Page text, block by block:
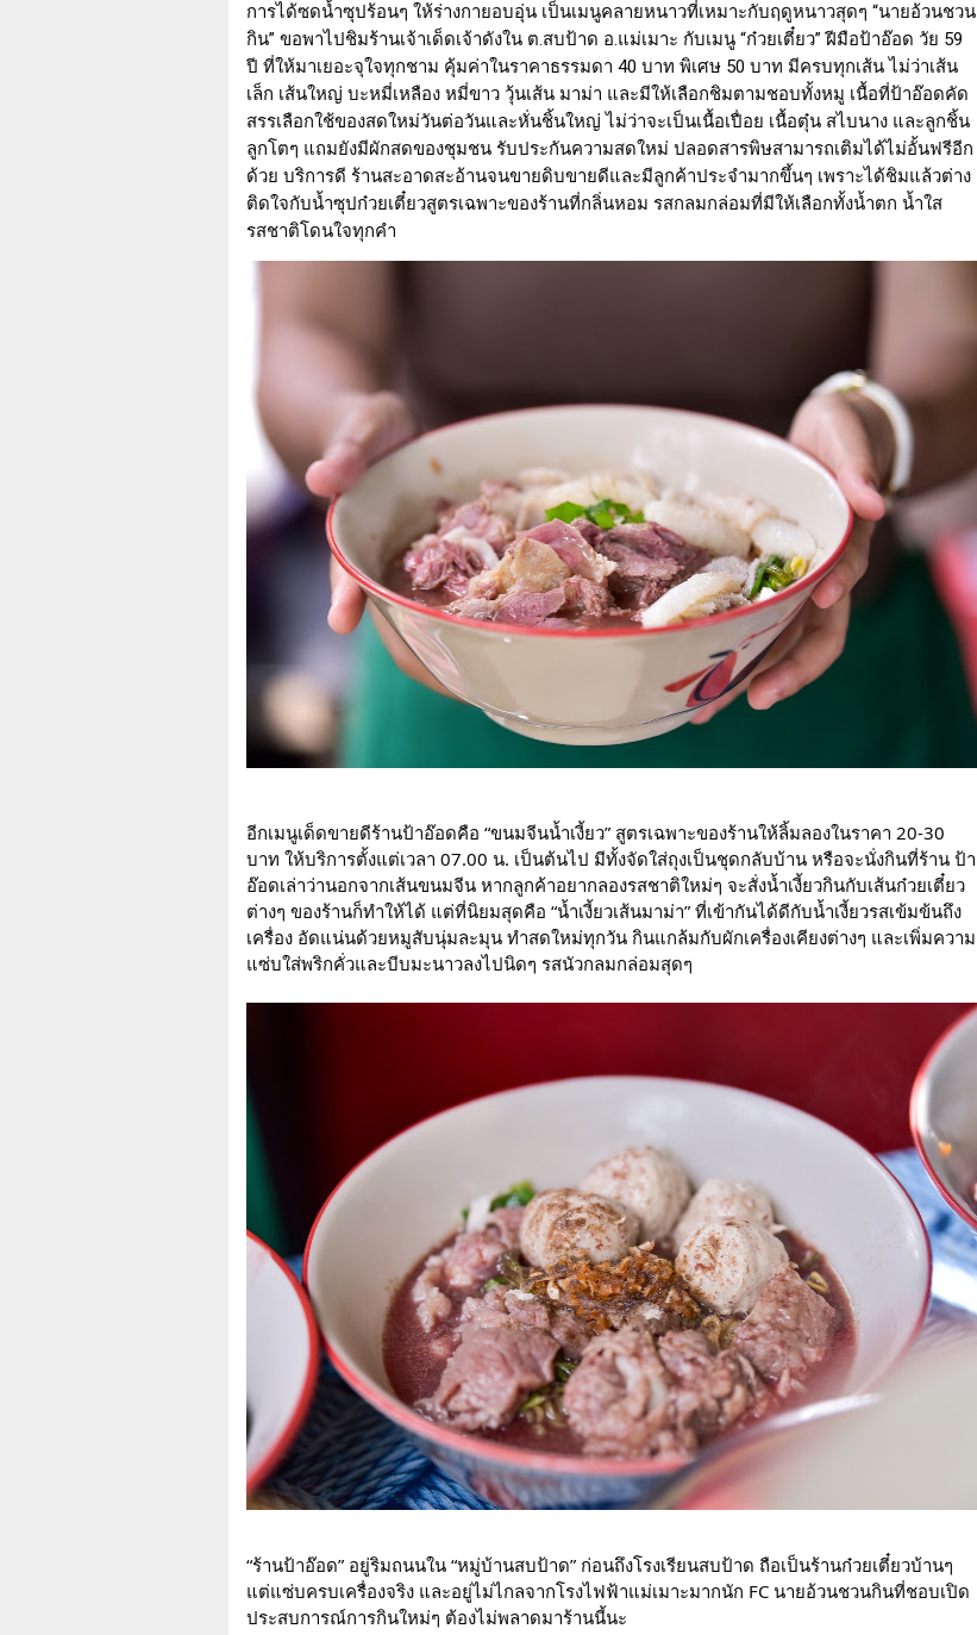
การได้ซดน้ำซุปร้อนๆ ให้ร่างกายอบอุ่น เป็นเมนูคลายหนาวที่เหมาะกับฤดูหนาวสุดๆ “นายอ้วนชวน
กิน” ขอพาไปชิมร้านเจ้าเด็ดเจ้าดังใน ต.สบป้าด อ.แม่เมาะ กับเมนู “ก๋วยเตี๋ยว” ฝีมือป้าอ๊อด วัย 59
ปี ที่ให้มาเยอะจุใจทุกชาม คุ้มค่าในราคาธรรมดา 40 บาท พิเศษ 50 บาท มีครบทุกเส้น ไม่ว่าเส้น
เล็ก เส้นใหญ่ บะหมี่เหลือง หมี่ขาว วุ้นเส้น มาม่า และมีให้เลือกชิมตามชอบทั้งหมู เนื้อที่ป้าอ๊อดคัด
สรรเลือกใช้ของสดใหม่วันต่อวันและหั่นชิ้นใหญ่ ไม่ว่าจะเป็นเนื้อเปื่อย เนื้อตุ๋น สไบนาง และลูกชิ้น
ลูกโตๆ แถมยังมีผักสดของชุมชน รับประกันความสดใหม่ ปลอดสารพิษสามารถเติมได้ไม่อั้นฟรีอีก
ด้วย บริการดี ร้านสะอาดสะอ้านจนขายดิบขายดีและมีลูกค้าประจำมากขึ้นๆ เพราะได้ชิมแล้วต่าง
ติดใจกับน้ำซุปก๋วยเตี๋ยวสูตรเฉพาะของร้านที่กลิ่นหอม รสกลมกล่อมที่มีให้เลือกทั้งน้ำตก น้ำใส
รสชาติโดนใจทุกคำ
อีกเมนูเด็ดขายดีร้านป้าอ๊อดคือ “ขนมจีนน้ำเงี้ยว” สูตรเฉพาะของร้านให้ลิ้มลองในราคา 20-30
บาท ให้บริการตั้งแต่เวลา 07.00 น. เป็นต้นไป มีทั้งจัดใส่ถุงเป็นชุดกลับบ้าน หรือจะนั่งกินที่ร้าน ป้า
อ๊อดเล่าว่านอกจากเส้นขนมจีน หากลูกค้าอยากลองรสชาติใหม่ๆ จะสั่งน้ำเงี้ยวกินกับเส้นก๋วยเตี๋ยว
ต่างๆ ของร้านก็ทำให้ได้ แต่ที่นิยมสุดคือ “น้ำเงี้ยวเส้นมาม่า” ที่เข้ากันได้ดีกับน้ำเงี้ยวรสเข้มข้นถึง
เครื่อง อัดแน่นด้วยหมูสับนุ่มละมุน ทำสดใหม่ทุกวัน กินแกล้มกับผักเครื่องเคียงต่างๆ และเพิ่มความ
แซ่บใส่พริกคั่วและบีบมะนาวลงไปนิดๆ รสนัวกลมกล่อมสุดๆ
“ร้านป้าอ๊อด” อยู่ริมถนนใน “หมู่บ้านสบป้าด” ก่อนถึงโรงเรียนสบป้าด ถือเป็นร้านก๋วยเตี๋ยวบ้านๆ
แต่แซ่บครบเครื่องจริง และอยู่ไม่ไกลจากโรงไฟฟ้าแม่เมาะมากนัก FC นายอ้วนชวนกินที่ชอบเปิด
ประสบการณ์การกินใหม่ๆ ต้องไม่พลาดมาร้านนี้นะ